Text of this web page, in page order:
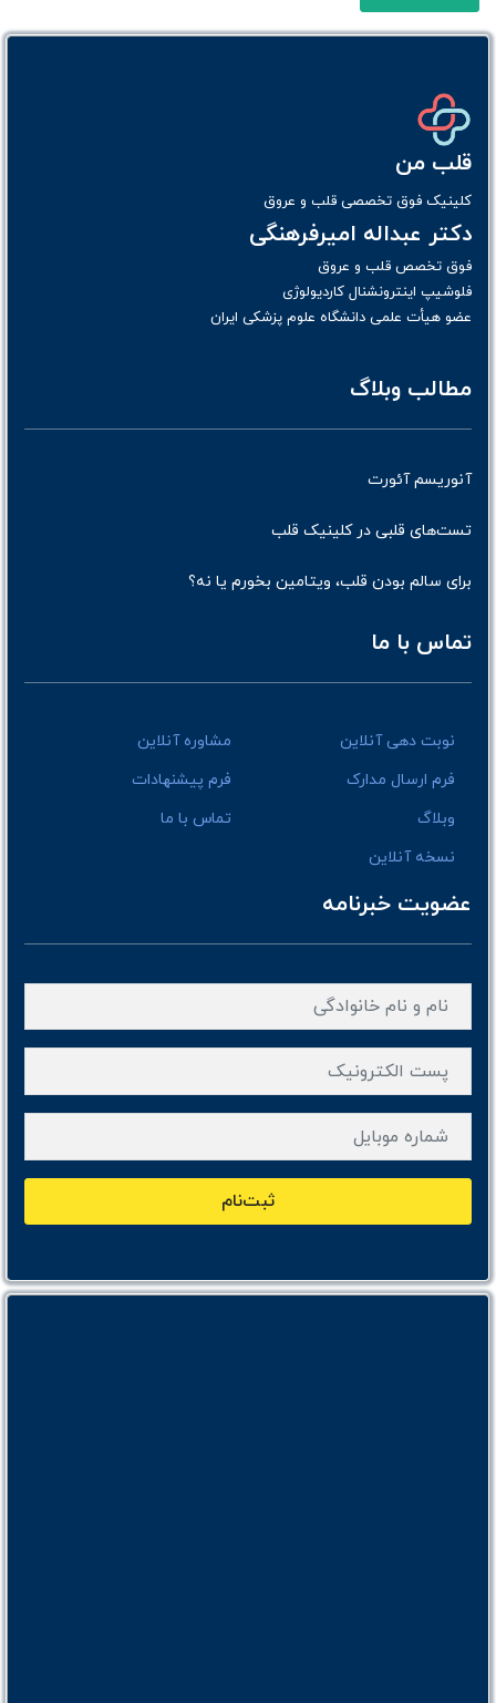
قلب من
کلینیک فوق تخصصی قلب و عروق
دکتر عبداله امیرفرهنگی
فوق تخصص قلب و عروق
فلوشیپ اینترونشنال کاردیولوژی
عضو هیأت علمی دانشگاه علوم پزشکی ایران
مطالب وبلاگ
آنوریسم آئورت
تست‌های قلبی در کلینیک قلب
برای سالم بودن قلب، ویتامین بخورم یا نه؟
تماس با ما
نوبت دهی آنلاین
مشاوره آنلاین
فرم ارسال مدارک
فرم پیشنهادات
وبلاگ
تماس با ما
نسخه آنلاین
عضویت خبرنامه
ثبت‌نام